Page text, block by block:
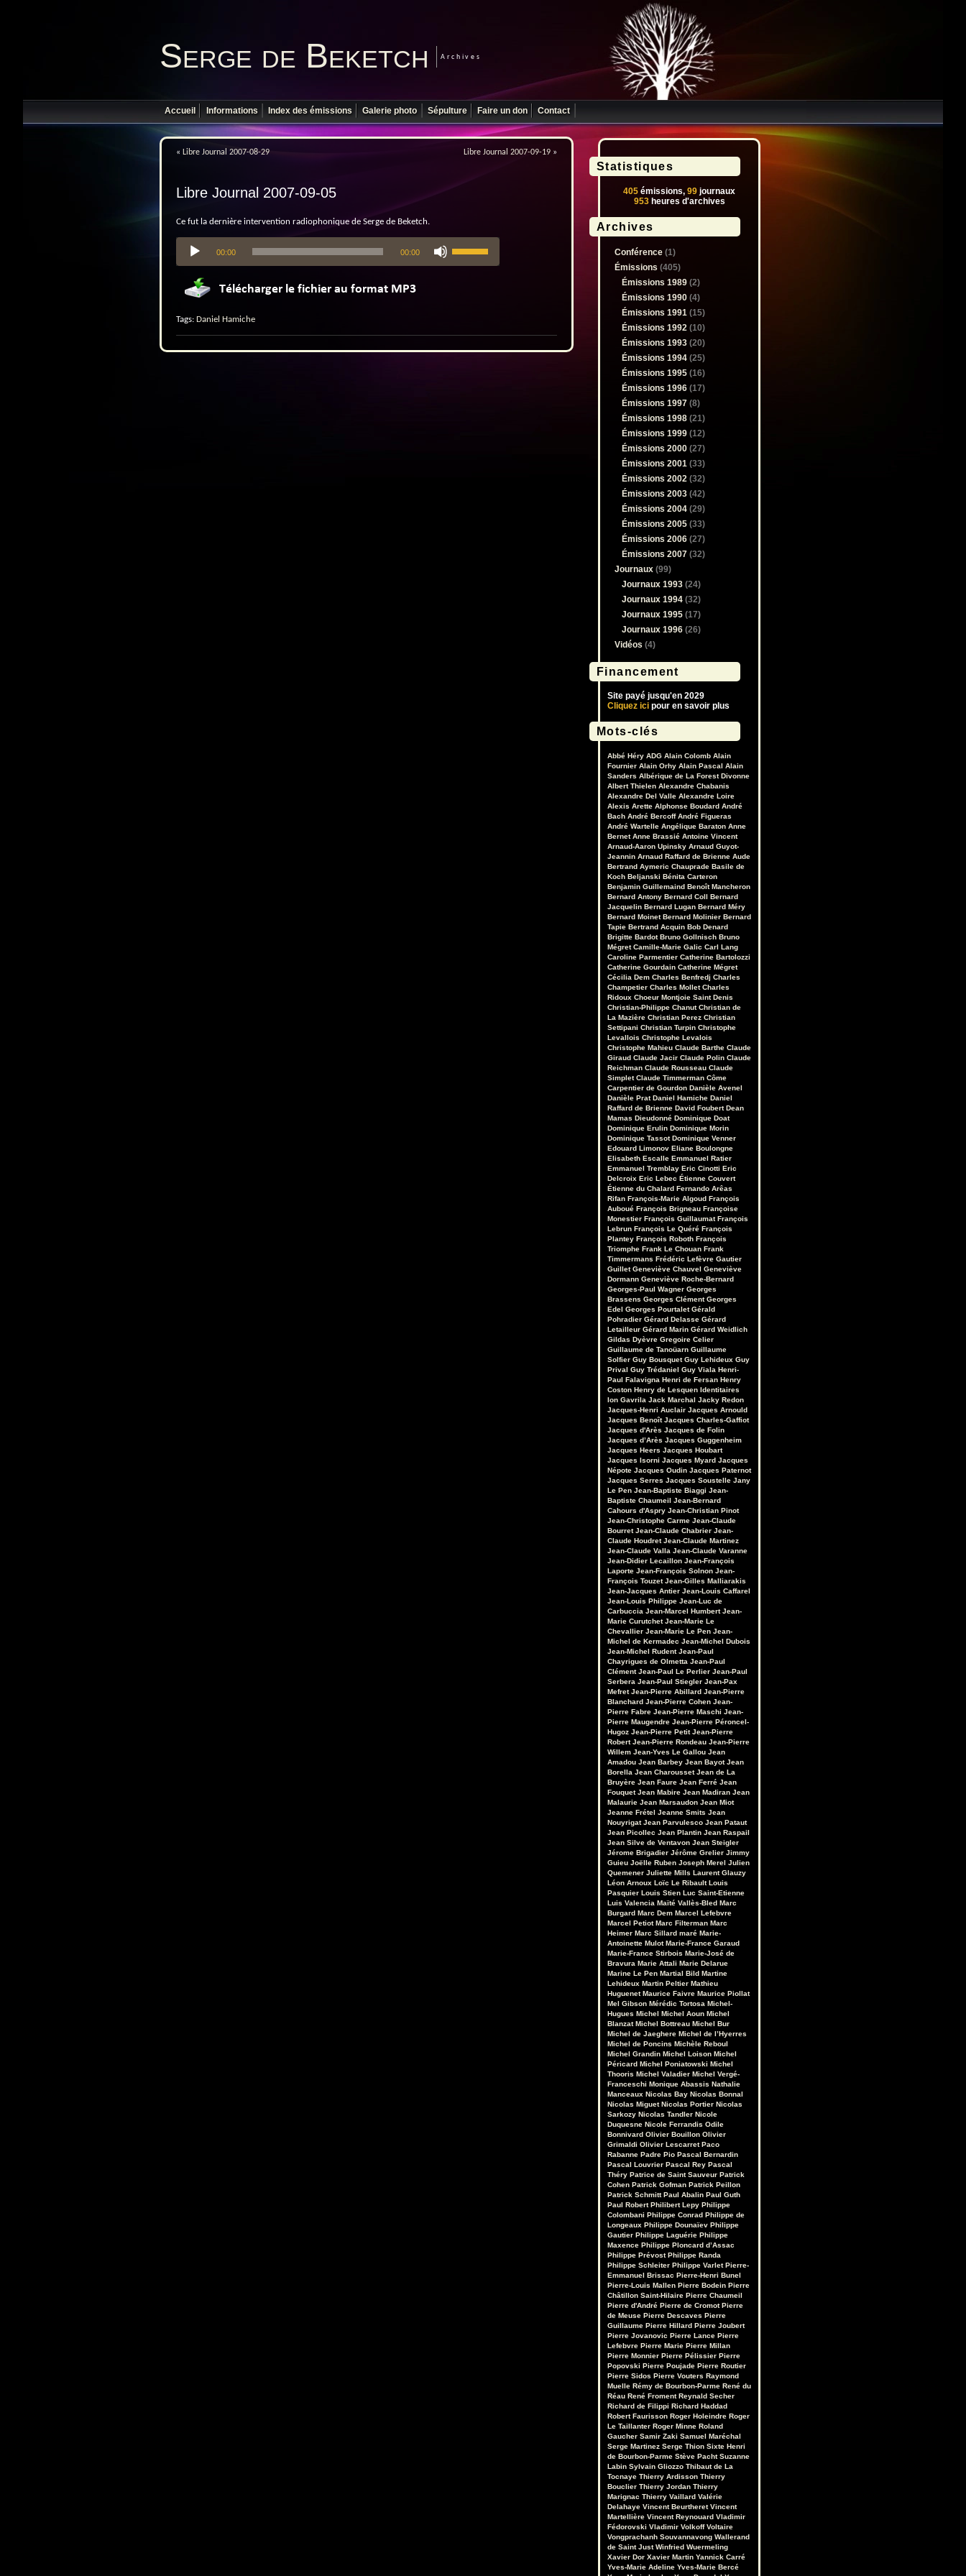
Serge de Beketch Archives
Accueil Informations Index des émissions Galerie photo Sépulture Faire un don Contact
« Libre Journal 2007-08-29 Libre Journal 2007-09-19 »
Libre Journal 2007-09-05
Ce fut la dernière intervention radiophonique de Serge de Beketch.
Lecteur
audio
00:00 00:00
les
flèches
volume.
Tags: Daniel Hamiche
Statistiques
405 émissions, 99 journaux
953heures d'archives
Archives
Conférence (1)
Émissions (405)
Émissions 1989 (2)
Émissions 1990 (4)
Émissions 1991 (15)
Émissions 1992 (10)
Émissions 1993 (20)
Émissions 1994 (25)
Émissions 1995 (16)
Émissions 1996 (17)
Émissions 1997 (8)
Émissions 1998 (21)
Émissions 1999 (12)
Émissions 2000 (27)
Émissions 2001 (33)
Émissions 2002 (32)
Émissions 2003 (42)
Émissions 2004 (29)
Émissions 2005 (33)
Émissions 2006 (27)
Émissions 2007 (32)
Journaux (99)
Journaux 1993 (24)
Journaux 1994 (32)
Journaux 1995 (17)
Journaux 1996 (26)
Vidéos (4)
Financement
Site payé jusqu'en 2029
Cliquez ici pour en savoir plus
Mots-clés
Abbé Héry ADG Alain Colomb Alain
Fournier Alain Orhy Alain Pascal Alain
Sanders Albérique de La Forest Divonne
Albert Thielen Alexandre Chabanis
Alexandre Del Valle Alexandre Loire
Alexis Arette Alphonse Boudard André
Bach André Bercoff André Figueras
André Wartelle Angélique Baraton Anne
Bernet Anne Brassié Antoine Vincent
Arnaud-Aaron Upinsky Arnaud Guyot-
Jeannin Arnaud Raffard de Brienne Aude
Bertrand Aymeric Chauprade Basile de
Koch Beljanski Bénita Carteron
Benjamin Guillemaind Benoît Mancheron
Bernard Antony Bernard Coll Bernard
Jacquelin Bernard Lugan Bernard Méry
Bernard Moinet Bernard Molinier Bernard
Tapie Bertrand Acquin Bob Denard
Brigitte Bardot Bruno Gollnisch Bruno
Mégret Camille-Marie Galic Carl Lang
Caroline Parmentier Catherine Bartolozzi
Catherine Gourdain Catherine Mégret
Cécilia Dem Charles Benfredj Charles
Champetier Charles Mollet Charles
Ridoux Choeur Montjoie Saint Denis
Christian-Philippe Chanut Christian de
La Mazière Christian Perez Christian
Settipani Christian Turpin Christophe
Levallois Christophe Levalois
Christophe Mahieu Claude Barthe Claude
Giraud Claude Jacir Claude Polin Claude
Reichman Claude Rousseau Claude
Simplet Claude Timmerman Côme
Carpentier de Gourdon Danièle Avenel
Danièle Prat Daniel Hamiche Daniel
Raffard de Brienne David Foubert Dean
Mamas Dieudonné Dominique Doat
Dominique Erulin Dominique Morin
Dominique Tassot Dominique Venner
Edouard Limonov Eliane Boulongne
Elisabeth Escalle Emmanuel Ratier
Emmanuel Tremblay Eric Cinotti Eric
Delcroix Eric Lebec Étienne Couvert
Étienne du Chalard Fernando Arêas
Rifan François-Marie Algoud François
Auboué François Brigneau Françoise
Monestier François Guillaumat François
Lebrun François Le Quéré François
Plantey François Roboth François
Triomphe Frank Le Chouan Frank
Timmermans Frédéric Lefèvre Gautier
Guillet Geneviève Chauvel Geneviève
Dormann Geneviève Roche-Bernard
Georges-Paul Wagner Georges
Brassens Georges Clément Georges
Edel Georges Pourtalet Gérald
Pohradier Gérard Delasse Gérard
Letailleur Gérard Marin Gérard Weidlich
Gildas Dyèvre Gregoire Celier
Guillaume de Tanoüarn Guillaume
Solfier Guy Bousquet Guy Lehideux Guy
Prival Guy Trédaniel Guy Viala Henri-
Paul Falavigna Henri de Fersan Henry
Coston Henry de Lesquen Identitaires
Ion Gavrila Jack Marchal Jacky Redon
Jacques-Henri Auclair Jacques Arnould
Jacques Benoît Jacques Charles-Gaffiot
Jacques d'Arès Jacques de Folin
Jacques d’Arès Jacques Guggenheim
Jacques Heers Jacques Houbart
Jacques Isorni Jacques Myard Jacques
Népote Jacques Oudin Jacques Paternot
Jacques Serres Jacques Soustelle Jany
Le Pen Jean-Baptiste Biaggi Jean-
Baptiste Chaumeil Jean-Bernard
Cahours d'Aspry Jean-Christian Pinot
Jean-Christophe Carme Jean-Claude
Bourret Jean-Claude Chabrier Jean-
Claude Houdret Jean-Claude Martinez
Jean-Claude Valla Jean-Claude Varanne
Jean-Didier Lecaillon Jean-François
Laporte Jean-François Solnon Jean-
François Touzet Jean-Gilles Malliarakis
Jean-Jacques Antier Jean-Louis Caffarel
Jean-Louis Philippe Jean-Luc de
Carbuccia Jean-Marcel Humbert Jean-
Marie Curutchet Jean-Marie Le
Chevallier Jean-Marie Le Pen Jean-
Michel de Kermadec Jean-Michel Dubois
Jean-Michel Rudent Jean-Paul
Chayrigues de Olmetta Jean-Paul
Clément Jean-Paul Le Perlier Jean-Paul
Serbera Jean-Paul Stiegler Jean-Pax
Mefret Jean-Pierre Abillard Jean-Pierre
Blanchard Jean-Pierre Cohen Jean-
Pierre Fabre Jean-Pierre Maschi Jean-
Pierre Maugendre Jean-Pierre Péroncel-
Hugoz Jean-Pierre Petit Jean-Pierre
Robert Jean-Pierre Rondeau Jean-Pierre
Willem Jean-Yves Le Gallou Jean
Amadou Jean Barbey Jean Bayot Jean
Borella Jean Charousset Jean de La
Bruyère Jean Faure Jean Ferré Jean
Fouquet Jean Mabire Jean Madiran Jean
Malaurie Jean Marsaudon Jean Miot
Jeanne Frétel Jeanne Smits Jean
Nouyrigat Jean Parvulesco Jean Pataut
Jean Picollec Jean Plantin Jean Raspail
Jean Silve de Ventavon Jean Steigler
Jérome Brigadier Jérôme Grelier Jimmy
Guieu Joëlle Ruben Joseph Merel Julien
Quemener Juliette Mills Laurent Glauzy
Léon Arnoux Loïc Le Ribault Louis
Pasquier Louis Stien Luc Saint-Etienne
Luis Valencia Maïté Vallès-Bled Marc
Burgard Marc Dem Marcel Lefebvre
Marcel Petiot Marc Filterman Marc
Heimer Marc Sillard maré Marie-
Antoinette Mulot Marie-France Garaud
Marie-France Stirbois Marie-José de
Bravura Marie Attali Marie Delarue
Marine Le Pen Martial Bild Martine
Lehideux Martin Peltier Mathieu
Huguenet Maurice Faivre Maurice Piollat
Mel Gibson Mérédic Tortosa Michel-
Hugues Michel Michel Aoun Michel
Blanzat Michel Bottreau Michel Bur
Michel de Jaeghere Michel de l’Hyerres
Michel de Poncins Michèle Reboul
Michel Grandin Michel Loison Michel
Péricard Michel Poniatowski Michel
Thooris Michel Valadier Michel Vergé-
Franceschi Monique Abassis Nathalie
Manceaux Nicolas Bay Nicolas Bonnal
Nicolas Miguet Nicolas Portier Nicolas
Sarkozy Nicolas Tandler Nicole
Duquesne Nicole Ferrandis Odile
Bonnivard Olivier Bouillon Olivier
Grimaldi Olivier Lescarret Paco
Rabanne Padre Pio Pascal Bernardin
Pascal Louvrier Pascal Rey Pascal
Théry Patrice de Saint Sauveur Patrick
Cohen Patrick Gofman Patrick Peillon
Patrick Schmitt Paul Abalin Paul Guth
Paul Robert Philibert Lepy Philippe
Colombani Philippe Conrad Philippe de
Longeaux Philippe Dounaïev Philippe
Gautier Philippe Laguérie Philippe
Maxence Philippe Ploncard d’Assac
Philippe Prévost Philippe Randa
Philippe Schleiter Philippe Varlet Pierre-
Emmanuel Brissac Pierre-Henri Bunel
Pierre-Louis Mallen Pierre Bodein Pierre
Châtillon Saint-Hilaire Pierre Chaumeil
Pierre d'André Pierre de Cromot Pierre
de Meuse Pierre Descaves Pierre
Guillaume Pierre Hillard Pierre Joubert
Pierre Jovanovic Pierre Lance Pierre
Lefebvre Pierre Marie Pierre Millan
Pierre Monnier Pierre Pélissier Pierre
Popovski Pierre Poujade Pierre Routier
Pierre Sidos Pierre Vouters Raymond
Muelle Rémy de Bourbon-Parme René du
Réau René Froment Reynald Secher
Richard de Filippi Richard Haddad
Robert Faurisson Roger Holeindre Roger
Le Taillanter Roger Minne Roland
Gaucher Samir Zaki Samuel Maréchal
Serge Martinez Serge Thion Sixte Henri
de Bourbon-Parme Stève Pacht Suzanne
Labin Sylvain Gliozzo Thibaut de La
Tocnaye Thierry Ardisson Thierry
Bouclier Thierry Jordan Thierry
Marignac Thierry Vaillard Valérie
Delahaye Vincent Beurtheret Vincent
Martellière Vincent Reynouard Vladimir
Fédorovski Vladimir Volkoff Voltaire
Vongprachanh Souvannavong Wallerand
de Saint Just Winfried Wuermeling
Xavier Dor Xavier Martin Yannick Carré
Yves-Marie Adeline Yves-Marie Bercé